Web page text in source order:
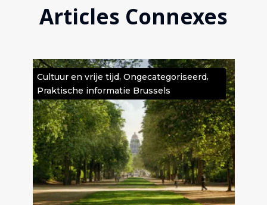
Articles Connexes
Cultuur en vrije tijd, Ongecategoriseerd,
Praktische informatie Brussels